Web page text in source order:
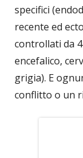
specifici
recente ed
controllati da
encefalico,
grigia). E
conflitto o un